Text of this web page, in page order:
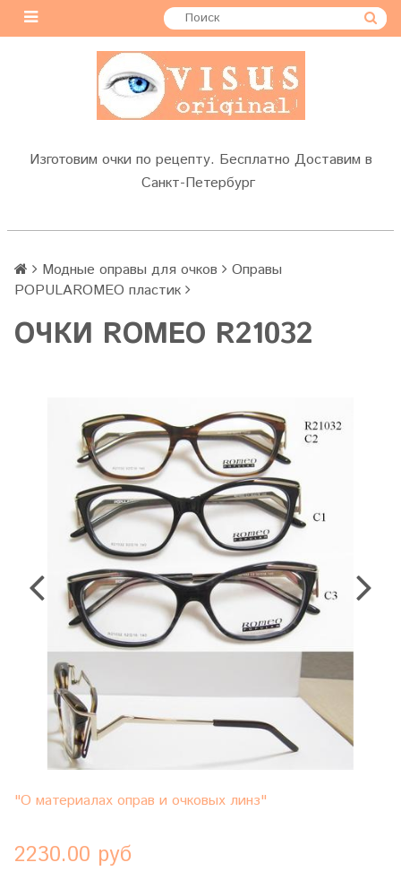
Изготовим очки по рецепту. Бесплатно Доставим в
Санкт-Петербург
Модные оправы для очков
Оправы
POPULAROMEO пластик
ОЧКИ ROMEO R21032
"О материалах оправ и очковых линз"
2230.00 руб